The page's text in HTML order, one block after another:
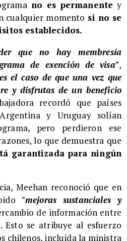
no es permanente y
cualquier momento si no se
establecidos.
que no hay membresía
de exención de visa",
el caso de que una vez que
y disfrutas de un beneficio
recordó que países
y Uruguay solían
pero perdieron ese
lo que demuestra que
garantizada para ningún
Meehan reconoció que en
"mejoras sustanciales y
de información entre
Esto se atribuye al esfuerzo
chilenos, incluida la ministra